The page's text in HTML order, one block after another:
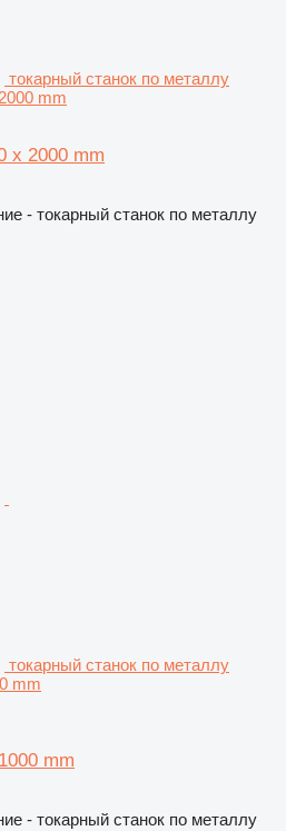
токарный станок по металлу
mm
x 2000 mm
- токарный станок по металлу
токарный станок по металлу
mm
mm
- токарный станок по металлу